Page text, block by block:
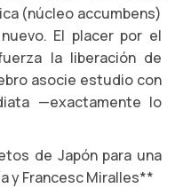
(núcleo accumbens)
El placer por el
la liberación de
asocie estudio con
—exactamente lo
de Japón para una
y Francesc Miralles**